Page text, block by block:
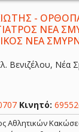
-
ΝΕΑ
ΝΕΑ
Βενιζέλου, Νέα
Κινητό:
Αθλητικών